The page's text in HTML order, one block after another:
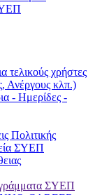
τελικούς χρήστες
Ανέργους κλπ.)
- Ημερίδες -
Πολιτικής
ΣΥΕΠ
ΣΥΕΠ